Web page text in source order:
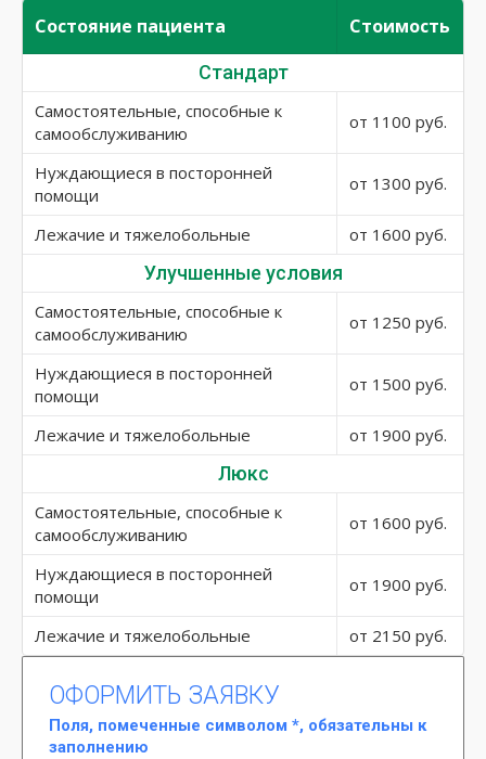
Состояние пациента Стоимость
Стандарт
Самостоятельные, способные к
самообслуживанию
от 1100 руб.
Нуждающиеся в посторонней
помощи
от 1300 руб.
Лежачие и тяжелобольные от 1600 руб.
Улучшенные условия
Самостоятельные, способные к
самообслуживанию
от 1250 руб.
Нуждающиеся в посторонней
помощи
от 1500 руб.
Лежачие и тяжелобольные от 1900 руб.
Люкс
Самостоятельные, способные к
самообслуживанию
от 1600 руб.
Нуждающиеся в посторонней
помощи
от 1900 руб.
Лежачие и тяжелобольные от 2150 руб.
ОФОРМИТЬ ЗАЯВКУ
Поля, помеченные символом *, обязательны к
заполнению